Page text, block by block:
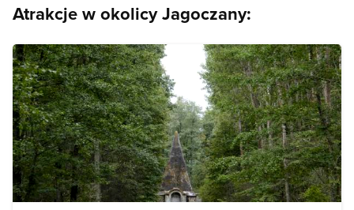
Atrakcje w okolicy Jagoczany: